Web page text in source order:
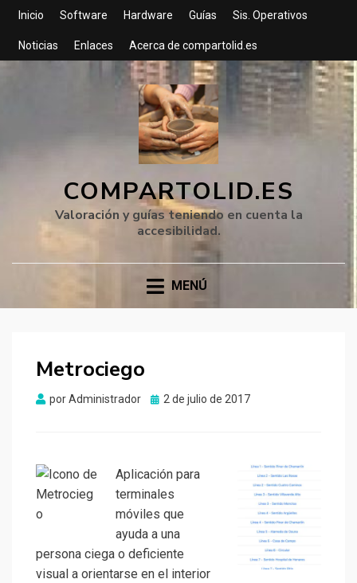
Inicio Software Hardware Guías Sis. Operativos
Noticias Enlaces Acerca de compartolid.es
COMPARTOLID.ES
Valoración y guías teniendo en cuenta la
accesibilidad.
MENÚ
Metrociego
porAdministrador
Publicado
2 de julio de 2017
Aplicación para
terminales
móviles que
ayuda a una
persona ciega o deficiente
visual a orientarse en el interior